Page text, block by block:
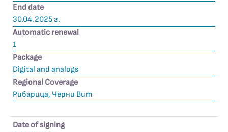
End date
30.04.2025 г.
Automatic renewal
1
Package
Digital and analogs
Regional Coverage
Рибарица, Черни Вит
Date of signing